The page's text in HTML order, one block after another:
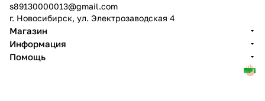
s89130000013@gmail.com
г. Новосибирск, ул. Электрозаводская 4
Магазин
Информация
Помощь